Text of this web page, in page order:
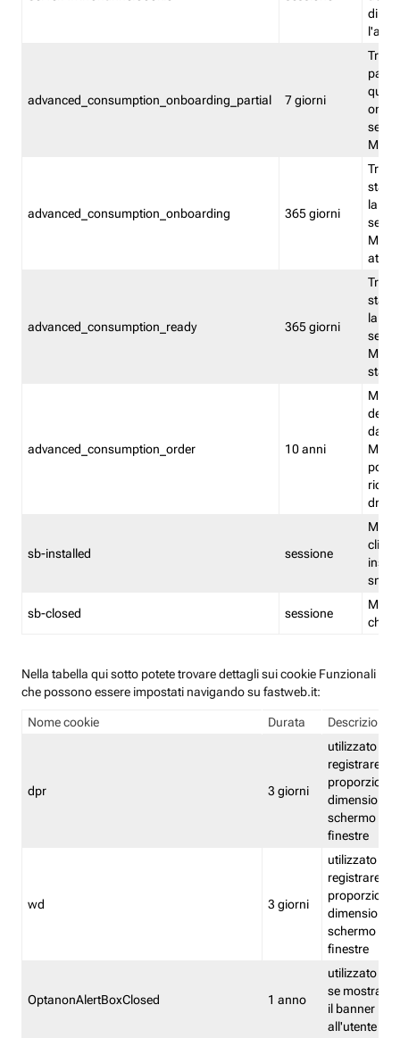
advanced_consumption_onboarding_partial 7 giorni
advanced_consumption_onboarding 365 giorni
stata
la
advanced_consumption_ready 365 giorni
stata
la
stato
advanced_consumption_order 10 anni
delle
sb-installed sessione
sb-closed sessione
Nella tabella qui sotto potete trovare dettagli sui cookie Funzionali
che possono essere impostati navigando su fastweb.it:
Nome cookie Durata Descrizione
dpr 3 giorni
utilizzato per
registrare le
proporzioni
dimensioni
schermo e
finestre
wd 3 giorni
utilizzato per
registrare le
proporzioni
dimensioni
schermo e
finestre
OptanonAlertBoxClosed 1 anno
utilizzato per
se mostrare
il banner
all'utente